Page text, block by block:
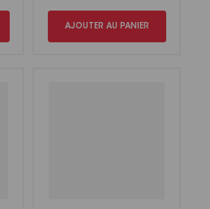
AJOUTER AU PANIER